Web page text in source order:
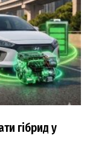
гібрид у